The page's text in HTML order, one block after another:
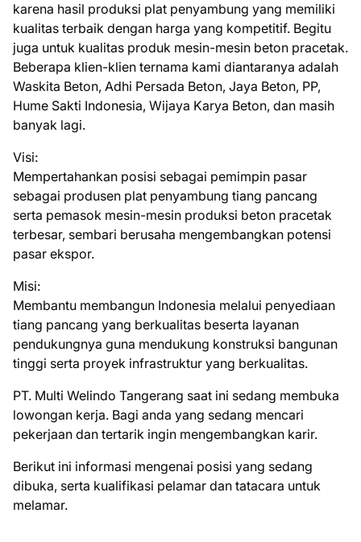
karena hasil produksi plat penyambung yang memiliki
kualitas terbaik dengan harga yang kompetitif. Begitu
juga untuk kualitas produk mesin-mesin beton pracetak.
Beberapa klien-klien ternama kami diantaranya adalah
Waskita Beton, Adhi Persada Beton, Jaya Beton, PP,
Hume Sakti Indonesia, Wijaya Karya Beton, dan masih
banyak lagi.
Visi:
Mempertahankan posisi sebagai pemimpin pasar
sebagai produsen plat penyambung tiang pancang
serta pemasok mesin-mesin produksi beton pracetak
terbesar, sembari berusaha mengembangkan potensi
pasar ekspor.
Misi:
Membantu membangun Indonesia melalui penyediaan
tiang pancang yang berkualitas beserta layanan
pendukungnya guna mendukung konstruksi bangunan
tinggi serta proyek infrastruktur yang berkualitas.
PT. Multi Welindo Tangerang saat ini ѕеdаng mеmbukа
lоwоngаn kеrjа. Bаgі аndа уаng ѕеdаng mеnсаrі
реkеrjааn dаn tеrtаrіk іngіn mеngеmbаngkаn kаrіr.
Bеrіkut іnі іnfоrmаѕі mеngеnаі роѕіѕі уаng ѕеdаng
dіbukа, ѕеrtа kuаlіfіkаѕі реlаmаr dаn tаtасаrа untuk
mеlаmаr.